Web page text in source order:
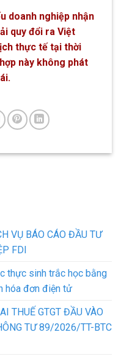
doanh nghiệp nhận
quy đổi ra Việt
thực tế tại thời
này không phát
VỤ BÁO CÁO ĐẦU TƯ
FDI
thực sinh trắc học bằng
hóa đơn điện tử
THUẾ GTGT ĐẦU VÀO
TƯ 89/2026/TT-BTC